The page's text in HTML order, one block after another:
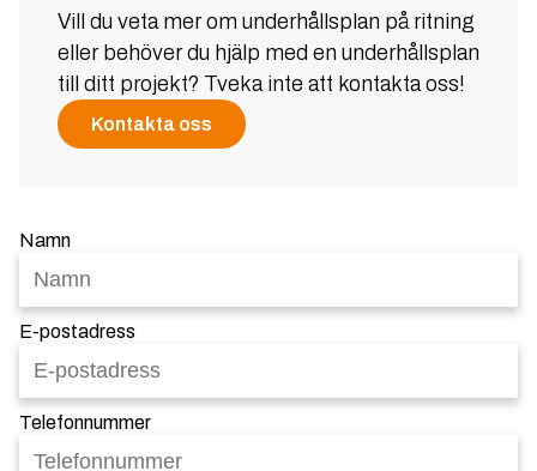
Vill du veta mer om underhållsplan på ritning
eller behöver du hjälp med en underhållsplan
till ditt projekt? Tveka inte att kontakta oss!
Kontakta oss
Namn
E-postadress
Telefonnummer